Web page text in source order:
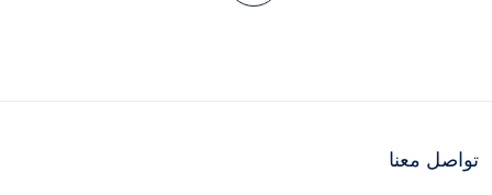
تواصل معنا